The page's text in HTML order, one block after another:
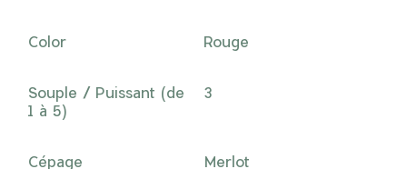
Color Rouge
Souple / Puissant (de
1 à 5)
3
Cépage Merlot